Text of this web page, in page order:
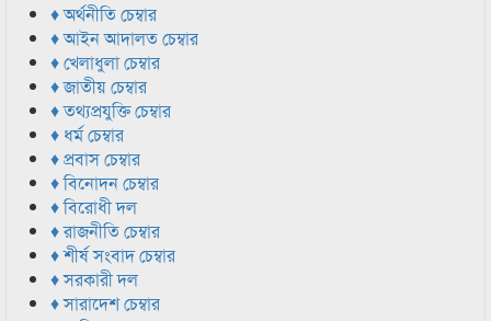
♦ অর্থনীতি চেম্বার
♦ আইন আদালত চেম্বার
♦ খেলাধুলা চেম্বার
♦ জাতীয় চেম্বার
♦ তথ্যপ্রযুক্তি চেম্বার
♦ ধর্ম চেম্বার
♦ প্রবাস চেম্বার
♦ বিনোদন চেম্বার
♦ বিরোধী দল
♦ রাজনীতি চেম্বার
♦ শীর্ষ সংবাদ চেম্বার
♦ সরকারী দল
♦ সারাদেশ চেম্বার